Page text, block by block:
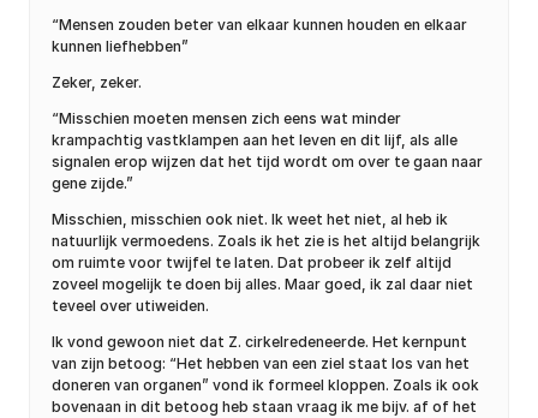
“Mensen zouden beter van elkaar kunnen houden en elkaar
kunnen liefhebben”
Zeker, zeker.
“Misschien moeten mensen zich eens wat minder
krampachtig vastklampen aan het leven en dit lijf, als alle
signalen erop wijzen dat het tijd wordt om over te gaan naar
gene zijde.”
Misschien, misschien ook niet. Ik weet het niet, al heb ik
natuurlijk vermoedens. Zoals ik het zie is het altijd belangrijk
om ruimte voor twijfel te laten. Dat probeer ik zelf altijd
zoveel mogelijk te doen bij alles. Maar goed, ik zal daar niet
teveel over utiweiden.
Ik vond gewoon niet dat Z. cirkelredeneerde. Het kernpunt
van zijn betoog: “Het hebben van een ziel staat los van het
doneren van organen” vond ik formeel kloppen. Zoals ik ook
bovenaan in dit betoog heb staan vraag ik me bijv. af of het